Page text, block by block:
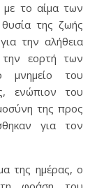
με το αίμα των
της ζωής
την αλήθεια
την εορτή των
μνημείο του
ενώπιον του
της προς
για τον
της ημέρας, ο